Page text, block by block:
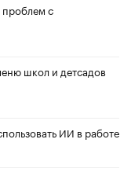
проблем с
школ и детсадов
ИИ в работе